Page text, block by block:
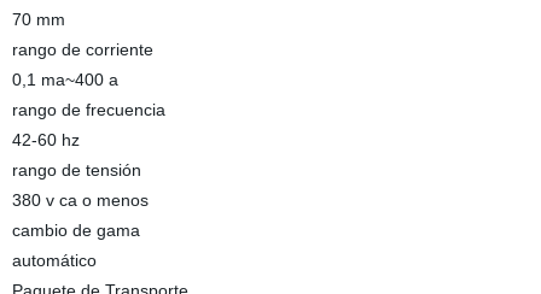
70 mm
rango de corriente
0,1 ma~400 a
rango de frecuencia
42-60 hz
rango de tensión
380 v ca o menos
cambio de gama
automático